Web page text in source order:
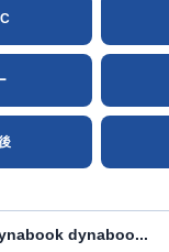
dynaboo...